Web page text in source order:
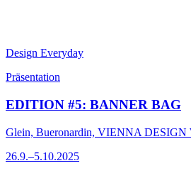
Design Everyday
Präsentation
EDITION #5: BANNER BAG
Glein, Bueronardin, VIENNA DESIGN
26.9.–5.10.2025